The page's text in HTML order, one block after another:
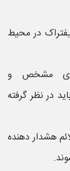
در محیط
مشخص و
در نظر گرفته
هشدار دهنده